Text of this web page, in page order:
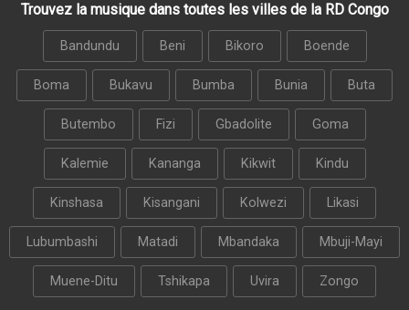
Trouvez la musique dans toutes les villes de la RD Congo
Bandundu Beni Bikoro Boende
Boma Bukavu Bumba Bunia Buta
Butembo Fizi Gbadolite Goma
Kalemie Kananga Kikwit Kindu
Kinshasa Kisangani Kolwezi Likasi
Lubumbashi Matadi Mbandaka Mbuji-Mayi
Muene-Ditu Tshikapa Uvira Zongo